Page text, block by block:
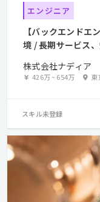
エンジニア
【バックエンドエ
境 / 長期サービス
株式会社ナディア
426万~654万 東
スキル未登録